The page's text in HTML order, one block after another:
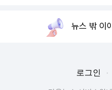
뉴스 밖 이
로그인